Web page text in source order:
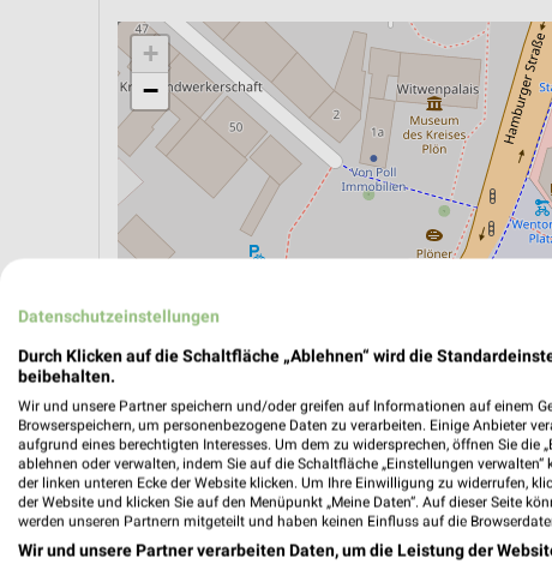
+
−
ÖPNV ANZEIGEN LADESÄULEN ANZEIGEN
Datenschutzeinstellungen
Durch Klicken auf die Schaltfläche „Ablehnen“ wird die
beibehalten.
Wir und unsere Partner speichern und/oder greifen auf Informationen auf einem
Browserspeichern, um personenbezogene Daten zu verarbeiten. Einige Anbieter
aufgrund eines berechtigten Interesses. Um dem zu widersprechen, öffnen Sie die
ablehnen oder verwalten, indem Sie auf die Schaltfläche „Einstellungen
der linken unteren Ecke der Website klicken. Um Ihre Einwilligung zu widerrufen,
der Website und klicken Sie auf den Menüpunkt „Meine Daten“. Auf dieser Seite
werden unseren Partnern mitgeteilt und haben keinen Einfluss auf die
Wir und unsere Partner verarbeiten Daten, um die Leistung der